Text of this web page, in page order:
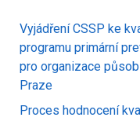
Vyjádření CSSP ke
programu primární
pro organizace
Praze
Proces hodnocení